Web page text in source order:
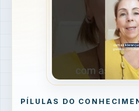
PÍLULAS DO